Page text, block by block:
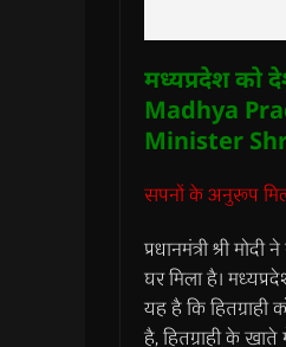
मध्यप्रदेश को
Madhya
Minister
सपनों के अनुरूप
प्रधानमंत्री श्री
घर मिला है।
यह है कि
है, हितग्राही के